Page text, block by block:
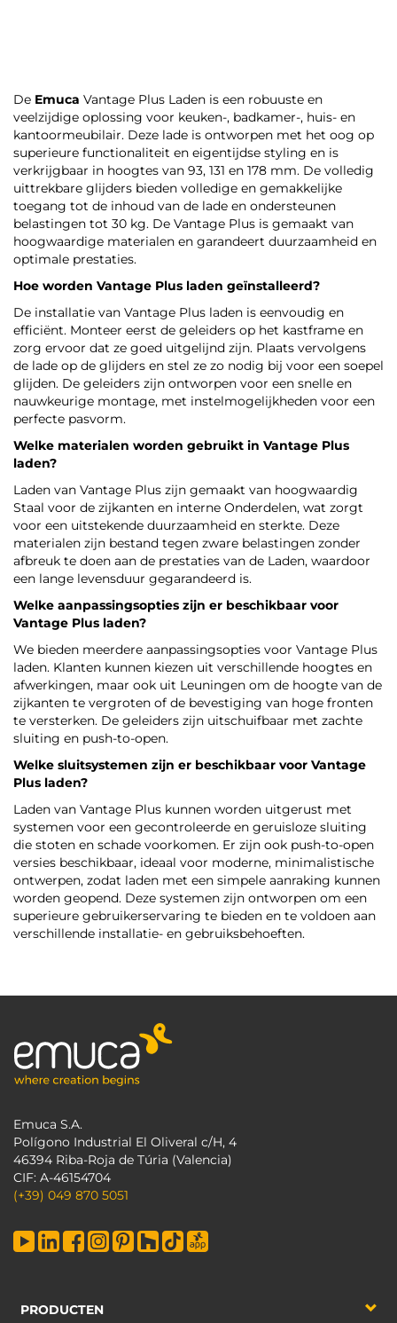
De Emuca Vantage Plus Laden is een robuuste en
veelzijdige oplossing voor keuken-, badkamer-, huis- en
kantoormeubilair. Deze lade is ontworpen met het oog op
superieure functionaliteit en eigentijdse styling en is
verkrijgbaar in hoogtes van 93, 131 en 178 mm. De volledig
uittrekbare glijders bieden volledige en gemakkelijke
toegang tot de inhoud van de lade en ondersteunen
belastingen tot 30 kg. De Vantage Plus is gemaakt van
hoogwaardige materialen en garandeert duurzaamheid en
optimale prestaties.
Hoe worden Vantage Plus laden geïnstalleerd?
De installatie van Vantage Plus laden is eenvoudig en
efficiënt. Monteer eerst de geleiders op het kastframe en
zorg ervoor dat ze goed uitgelijnd zijn. Plaats vervolgens
de lade op de glijders en stel ze zo nodig bij voor een soepel
glijden. De geleiders zijn ontworpen voor een snelle en
nauwkeurige montage, met instelmogelijkheden voor een
perfecte pasvorm.
Welke materialen worden gebruikt in Vantage Plus
laden?
Laden van Vantage Plus zijn gemaakt van hoogwaardig
Staal voor de zijkanten en interne Onderdelen, wat zorgt
voor een uitstekende duurzaamheid en sterkte. Deze
materialen zijn bestand tegen zware belastingen zonder
afbreuk te doen aan de prestaties van de Laden, waardoor
een lange levensduur gegarandeerd is.
Welke aanpassingsopties zijn er beschikbaar voor
Vantage Plus laden?
We bieden meerdere aanpassingsopties voor Vantage Plus
laden. Klanten kunnen kiezen uit verschillende hoogtes en
afwerkingen, maar ook uit Leuningen om de hoogte van de
zijkanten te vergroten of de bevestiging van hoge fronten
te versterken. De geleiders zijn uitschuifbaar met zachte
sluiting en push-to-open.
Welke sluitsystemen zijn er beschikbaar voor Vantage
Plus laden?
Laden van Vantage Plus kunnen worden uitgerust met
systemen voor een gecontroleerde en geruisloze sluiting
die stoten en schade voorkomen. Er zijn ook push-to-open
versies beschikbaar, ideaal voor moderne, minimalistische
ontwerpen, zodat laden met een simpele aanraking kunnen
worden geopend. Deze systemen zijn ontworpen om een
superieure gebruikerservaring te bieden en te voldoen aan
verschillende installatie- en gebruiksbehoeften.
Emuca S.A.
Polígono Industrial El Oliveral c/H, 4
46394 Riba-Roja de Túria (Valencia)
CIF: A-46154704
(+39) 049 870 5051
PRODUCTEN